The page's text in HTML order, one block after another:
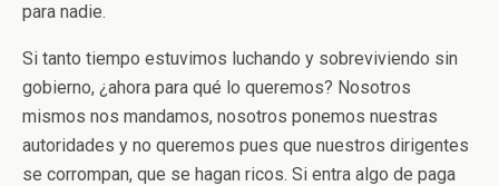
para nadie.
Si tanto tiempo estuvimos luchando y sobreviviendo sin
gobierno, ¿ahora para qué lo queremos? Nosotros
mismos nos mandamos, nosotros ponemos nuestras
autoridades y no queremos pues que nuestros dirigentes
se corrompan, que se hagan ricos. Si entra algo de paga